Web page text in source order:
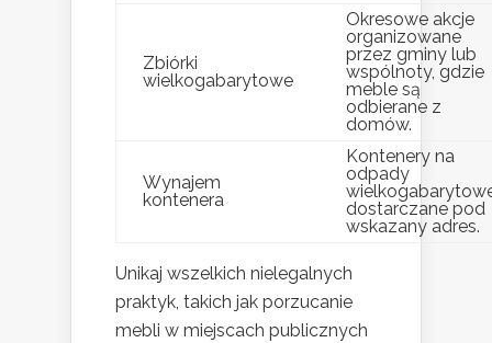
Zbiórki
wielkogabarytowe
Okresowe akcje
organizowane
przez gminy lub
wspólnoty, gdzie
meble są
odbierane z
domów.
Wynajem
kontenera
Kontenery na
odpady
dostarczane pod
wskazany adres.
Unikaj wszelkich nielegalnych
praktyk, takich jak porzucanie
mebli w miejscach publicznych